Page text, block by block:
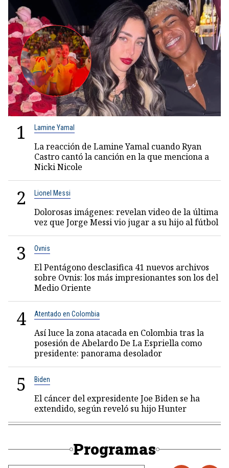
1 Lamine Yamal
La reacción de Lamine Yamal cuando Ryan
Castro cantó la canción en la que menciona a
Nicki Nicole
2 Lionel Messi
Dolorosas imágenes: revelan video de la última
vez que Jorge Messi vio jugar a su hijo al fútbol
3 Ovnis
El Pentágono desclasifica 41 nuevos archivos
sobre Ovnis: los más impresionantes son los del
Medio Oriente
4 Atentado en Colombia
Así luce la zona atacada en Colombia tras la
posesión de Abelardo De La Espriella como
presidente: panorama desolador
5 Biden
El cáncer del expresidente Joe Biden se ha
extendido, según reveló su hijo Hunter
Programas